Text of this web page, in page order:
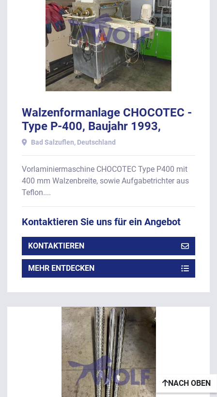
Walzenformanlage CHOCOTEC -
Type P-400, Baujahr 1993,
bestehend aus:
Bad Salzuflen, Deutschland
Vorlaminiermaschine CHOCOTEC Type P400 mit
400 mm Walzenbreite, sowie Aufgabetrichter aus
Teflon....
Kontaktieren Sie uns für ein Angebot
KONTAKTIEREN
MEHR ENTDECKEN
NACH OBEN